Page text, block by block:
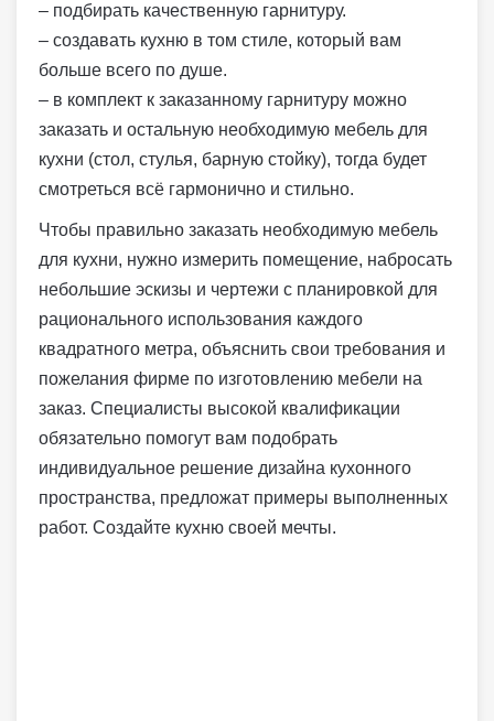
– подбирать качественную гарнитуру.
– создавать кухню в том стиле, который вам
больше всего по душе.
– в комплект к заказанному гарнитуру можно
заказать и остальную необходимую мебель для
кухни (стол, стулья, барную стойку), тогда будет
смотреться всё гармонично и стильно.
Чтобы правильно заказать необходимую мебель
для кухни, нужно измерить помещение, набросать
небольшие эскизы и чертежи с планировкой для
рационального использования каждого
квадратного метра, объяснить свои требования и
пожелания фирме по изготовлению мебели на
заказ. Специалисты высокой квалификации
обязательно помогут вам подобрать
индивидуальное решение дизайна кухонного
пространства, предложат примеры выполненных
работ. Создайте кухню своей мечты.